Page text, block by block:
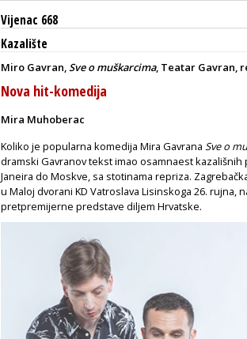
Vijenac 668
Kazalište
Miro Gavran,Sve o muškarcima, Teatar Gavran,
Nova hit-komedija
Mira Muhoberac
Koliko je popularna komedija Mira Gavrana Sve o
dramski Gavranov tekst imao osamnaest
Janeira do Moskve, sa stotinama repriza.
u Maloj dvorani KD Vatroslava Lisinskoga 26. rujna,
pretpremijerne predstave diljem Hrvatske.